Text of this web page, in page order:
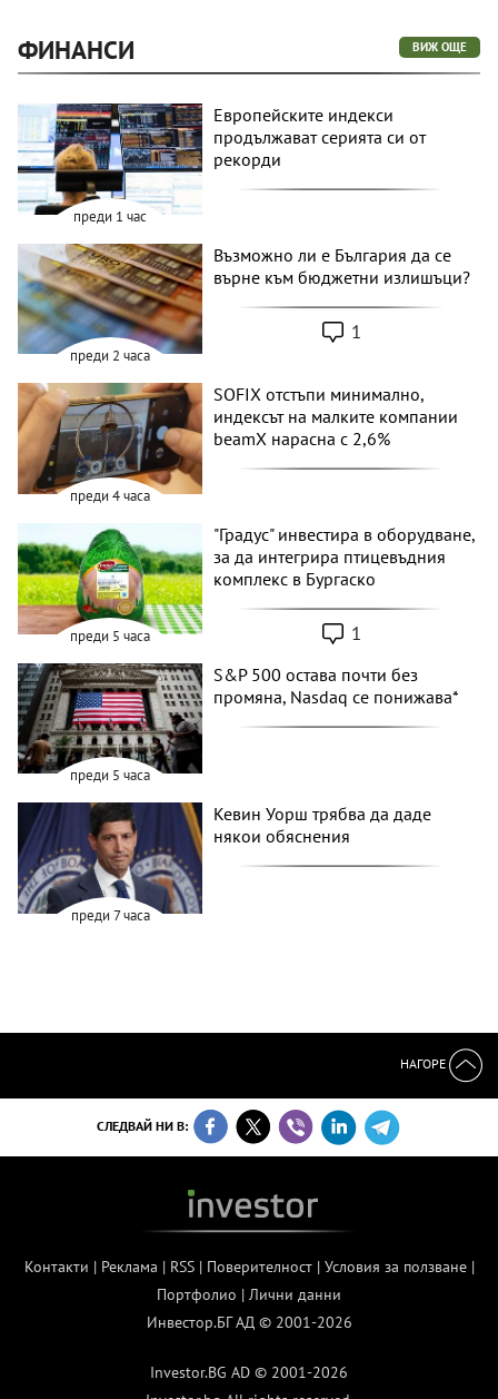
ФИНАНСИ ВИЖ ОЩЕ
преди 1 час
Европейските индекси
продължават серията си от
рекорди
преди 2 часа
Възможно ли е България да се
върне към бюджетни излишъци?
1
преди 4 часа
SOFIX отстъпи минимално,
индексът на малките компании
beamX нарасна с 2,6%
преди 5 часа
"Градус" инвестира в оборудване,
за да интегрира птицевъдния
комплекс в Бургаско
1
преди 5 часа
S&P 500 остава почти без
промяна, Nasdaq се понижава*
преди 7 часа
Кевин Уорш трябва да даде
някои обяснения
НАГОРЕ
СЛЕДВАЙ НИ В:
Контакти | Реклама | RSS| Поверителност| Условия за ползване|
Портфолио | Лични данни
Инвестор.БГ АД © 2001-2026
Investor.BG AD © 2001-2026